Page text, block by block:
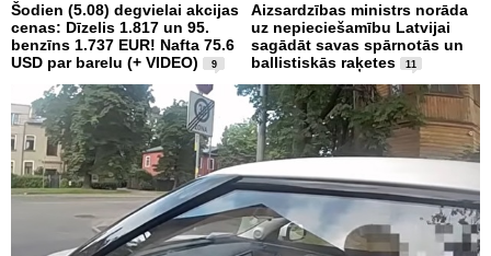
Šodien (5.08) degvielai akcijas
cenas: Dīzelis 1.817 un 95.
benzīns 1.737 EUR! Nafta 75.6
USD par barelu (+ VIDEO)
9
Aizsardzības ministrs norāda
uz nepieciešamību Latvijai
sagādāt savas spārnotās un
ballistiskās raķetes
11